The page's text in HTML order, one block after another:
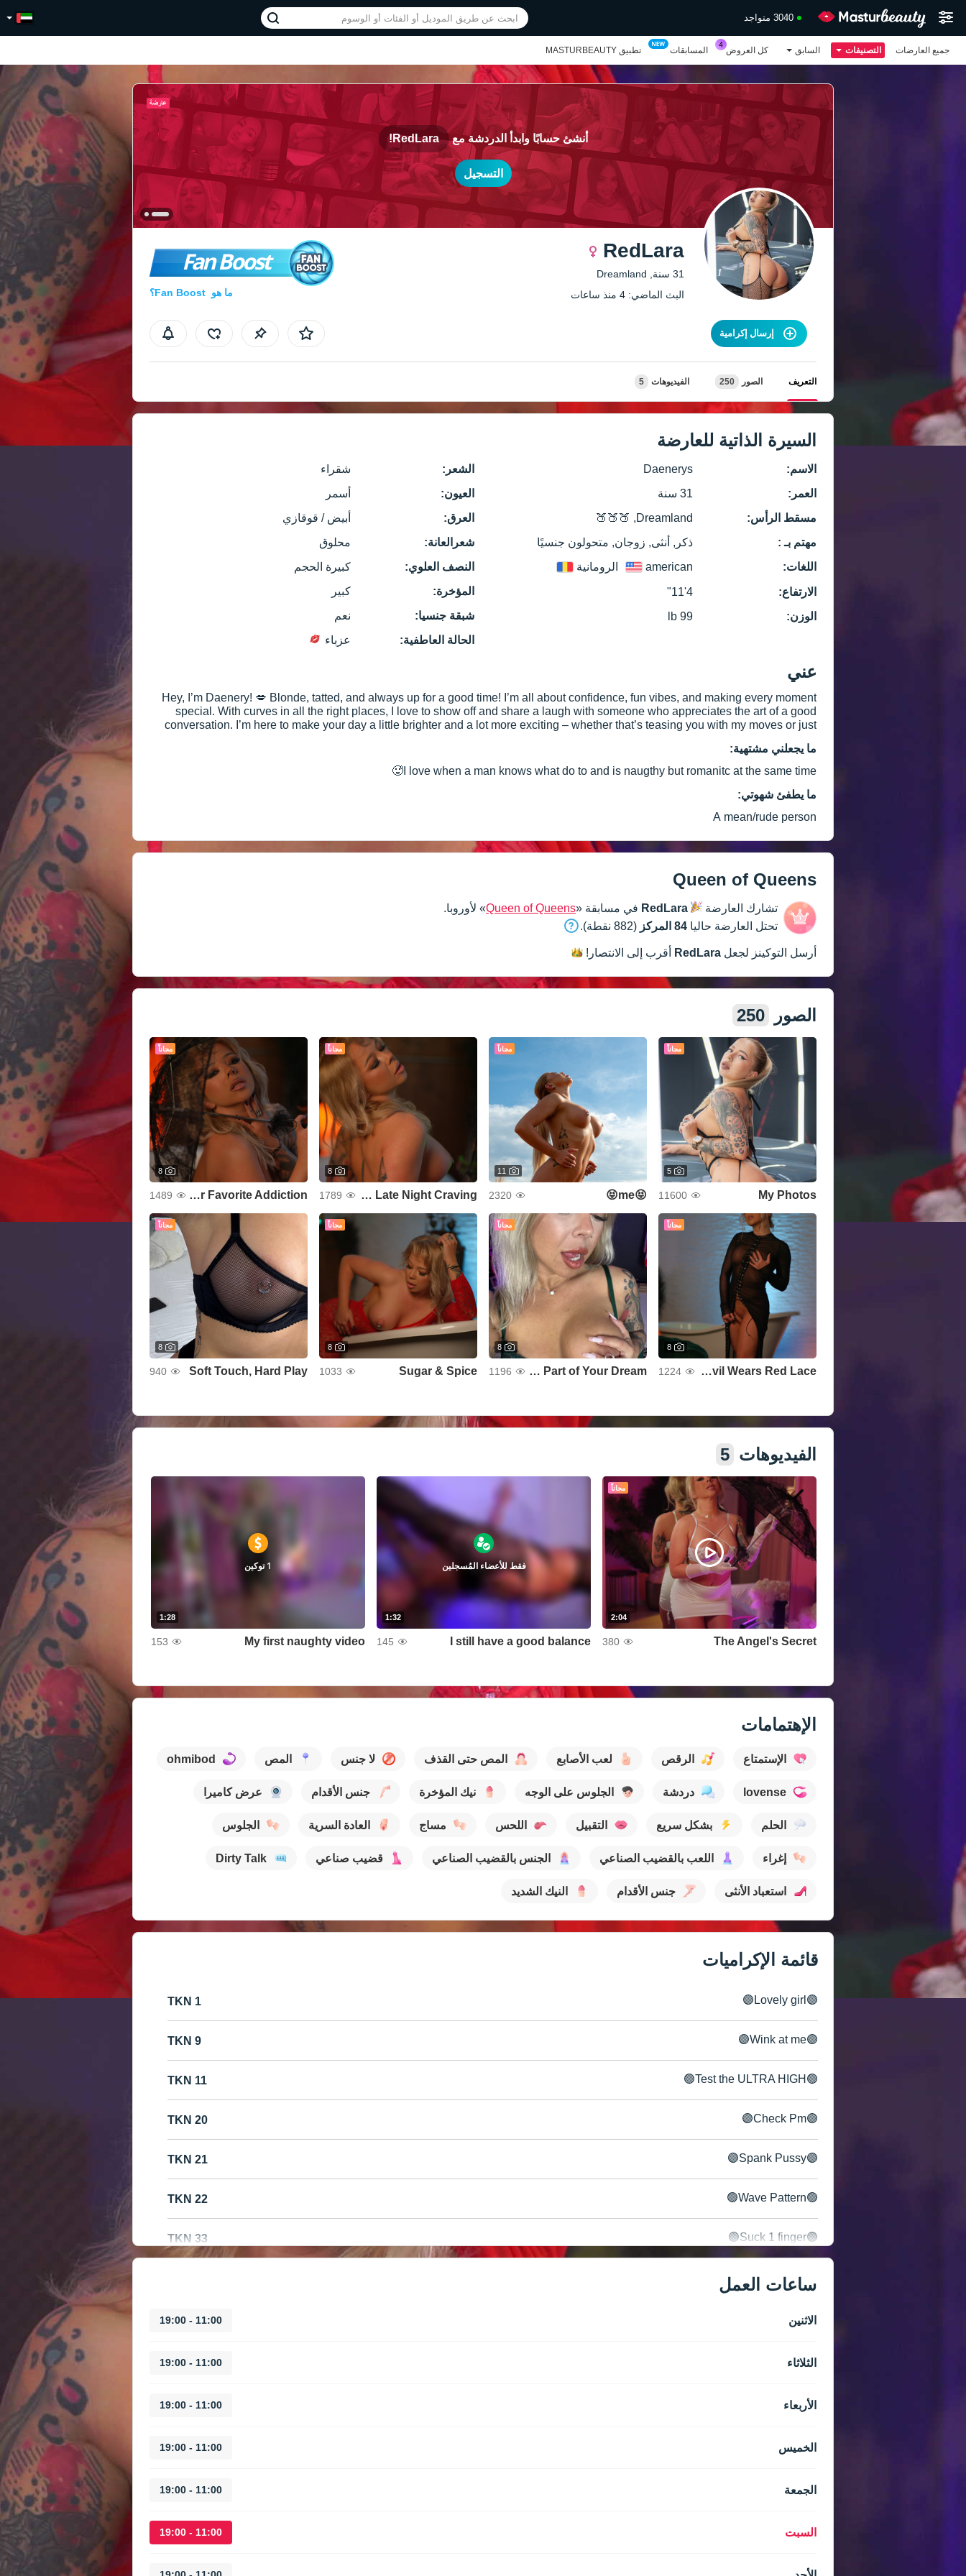
3040 متواجد
جميع العارضات التصنيفات السابق كل العروض المسابقات تطبيق MASTURBEAUTY
أنشئ حسابًا وابدأ الدردشة مع RedLara!
التسجيل
RedLara
31 سنة, Dreamland
البث الماضي: 4 منذ ساعات
Fan Boost
ما هو Fan Boost؟
إرسال إكرامية
التعريف الصور 250 الفيديوهات 5
السيرة الذاتية للعارضة
الاسم:
Daenerys
العمر:
31 سنة
مسقط الرأس:
Dreamland, 🍑🍑🍑
مهتم بـ :
ذكر, أنثى, زوجان, متحولون جنسيًا
اللغات:
american الرومانية
الارتفاع:
4'11"
الوزن:
99 lb
الشعر:
شقراء
العيون:
أسمر
العرق:
أبيض / قوقازي
شعرالعانة:
محلوق
النصف العلوي:
كبيرة الحجم
المؤخرة:
كبير
شبقة جنسيا:
نعم
الحالة العاطفية:
عزباء
عني
Hey, I’m Daenery! 💋 Blonde, tatted, and always up for a good time! I’m all about confidence, fun vibes, and making every moment
special. With curves in all the right places, I love to show off and share a laugh with someone who appreciates the art of a good
conversation. I’m here to make your day a little brighter and a lot more exciting – whether that’s teasing you with my moves or just
ما يجعلني مشتهية:
I love when a man knows what do to and is naugthy but romanitc at the same time🥵
ما يطفئ شهوتي:
A mean/rude person
Queen of Queens
تشارك العارضة RedLara في مسابقة «Queen of Queens» لأوروبا.
تحتل العارضة حاليا 84 المركز (882 نقطة).
أرسل التوكينز لجعل RedLara أقرب إلى الانتصار!
الصور 250
مجاناً
5
My Photos
11600
مجاناً
11
😝me😝
2320
مجاناً
8
Your Late Night Craving
1789
مجاناً
8
Your Favorite Addiction
1489
مجاناً
8
The Devil Wears Red Lace
1224
مجاناً
8
The Best Part of Your Dream
1196
مجاناً
8
Sugar & Spice
1033
مجاناً
8
Soft Touch, Hard Play
940
الفيديوهات 5
مجاناً
2:04
The Angel's Secret
380
1:32
فقط للأعضاء المُسجلين
I still have a good balance
145
1:28
1 توكين
My first naughty video
153
الإهتمامات
الإستمتاع الرقص لعب الأصابع المص حتى القذف لا جنس المص ohmibod
lovense دردشة الجلوس على الوجه نيك المؤخرة جنس الأقدام عرض كاميرا
الحلم بشكل سريع التقبيل اللحس مساج العادة السرية الجلوس
إغراء اللعب بالقضيب الصناعي الجنس بالقضيب الصناعي قضيب صناعي Dirty Talk
استعباد الأنثى جنس الأقدام النيك الشديد
قائمة الإكراميات
🟣Lovely girl🟣
1 TKN
🟣Wink at me🟣
9 TKN
🟢Test the ULTRA HIGH🟢
11 TKN
🟣Check Pm🟣
20 TKN
🟣Spank Pussy🟣
21 TKN
🟢Wave Pattern🟢
22 TKN
🟣Suck 1 finger🟣
33 TKN
ساعات العمل
الاثنين 11:00 - 19:00
الثلاثاء 11:00 - 19:00
الأربعاء 11:00 - 19:00
الخميس 11:00 - 19:00
الجمعة 11:00 - 19:00
السبت 11:00 - 19:00